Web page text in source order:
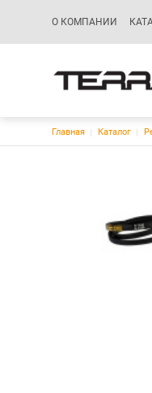
О КОМПАНИИ
Строка
Главная Каталог